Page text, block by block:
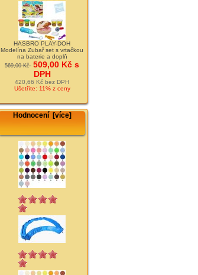
HASBRO PLAY-DOH
Modelína Zubař set s vrtačkou
na baterie a doplň
569,00 Kč 509,00 Kč s
DPH
420,66 Kč bez DPH
Ušetříte: 11% z ceny
Hodnocení [více]